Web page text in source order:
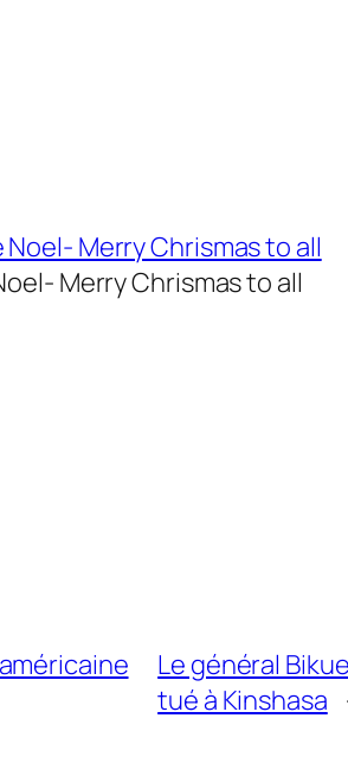
Merry Chrismas to all
Le général
tué à Kinshasa